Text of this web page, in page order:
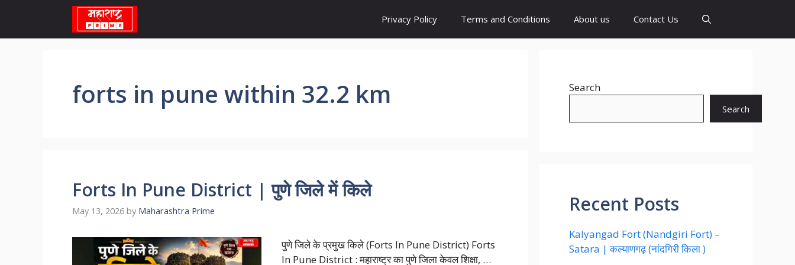
content
Privacy Policy Terms and Conditions About us Contact Us
forts in pune within 32.2 km
Forts In Pune District | पुणे जिले में किले
May 13, 2026 by Maharashtra Prime
पुणे जिले के प्रमुख किले (Forts In Pune District) Forts
In Pune District : महाराष्ट्र का पुणे जिला केवल शिक्षा, …
Search
Search
Recent Posts
Kalyangad Fort (Nandgiri Fort) –
Satara | कल्याणगढ़ (नांदगिरी किला )